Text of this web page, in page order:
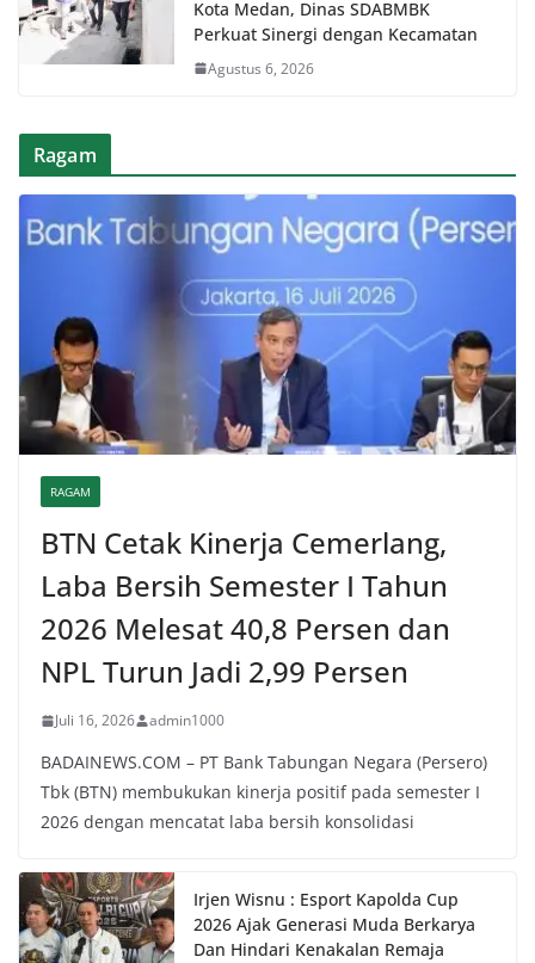
Kota Medan, Dinas SDABMBK
Perkuat Sinergi dengan Kecamatan
Agustus 6, 2026
Ragam
RAGAM
BTN Cetak Kinerja Cemerlang,
Laba Bersih Semester I Tahun
2026 Melesat 40,8 Persen dan
NPL Turun Jadi 2,99 Persen
Juli 16, 2026 admin1000
BADAINEWS.COM – PT Bank Tabungan Negara (Persero)
Tbk (BTN) membukukan kinerja positif pada semester I
2026 dengan mencatat laba bersih konsolidasi
Irjen Wisnu : Esport Kapolda Cup
2026 Ajak Generasi Muda Berkarya
Dan Hindari Kenakalan Remaja